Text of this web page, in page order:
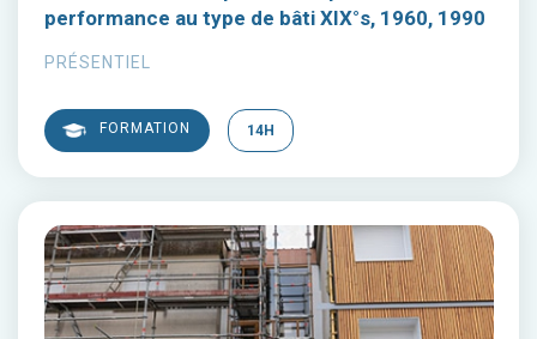
performance au type de bâti XIX°s, 1960, 1990
PRÉSENTIEL
FORMATION 14H